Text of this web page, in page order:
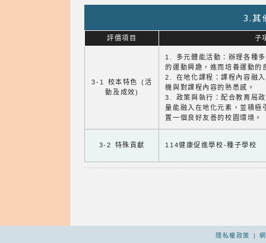
3.其
評價項目 子
3-1 校本特色 (活
動及成效)
1. 多元體能活動：辦理各種
的運動興趣，進而培養運動的
2. 在地化課程：課程內容融
機與對課程內容的熟悉感。
3. 政策與執行：配合教育局
量能融入在地化元素，並積極
置一個良好友善的校園環境。
3-2 特殊貢獻 114健康促進學校-種子學校
隱私權政策 |